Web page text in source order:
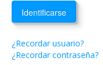
Identificarse
¿Recordar usuario?
¿Recordar contraseña?